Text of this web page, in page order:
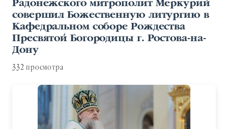
Радонежского митрополит Меркурий
совершил Божественную литургию в
Кафедральном соборе Рождества
Пресвятой Богородицы г. Ростова-на-
Дону
332 просмотра